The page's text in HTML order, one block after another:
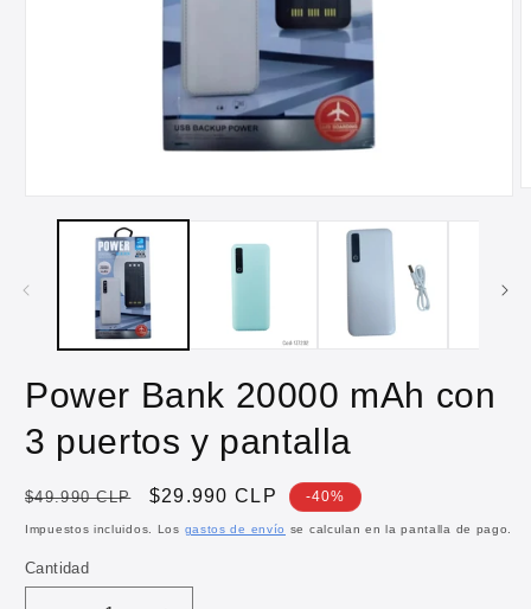
elemento
multimedia
una
Power Bank 20000 mAh con
3 puertos y pantalla
Precio
habitual
$49.990 CLP
Precio
de
$29.990 CLP -40%
Impuestos incluidos. Los gastos de envío se calculan en la pantalla de pago.
Cantidad